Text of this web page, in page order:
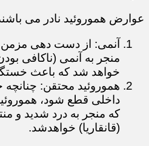
عوارض هموروئید نادر می
آنمی: از دست دهی مزمن
منجر به آنمی (ناکافی
خواهد شد که باعث
هموروئید محتقن:
داخلی قطع شود،
که منجر به درد شدید و
(قانقاریا) خواهدشد.